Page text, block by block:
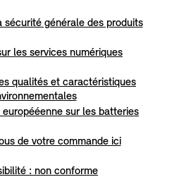
sécurité générale des produits
les services numériques
qualités et caractéristiques
sur les batteries
de votre commande ici
: non conforme